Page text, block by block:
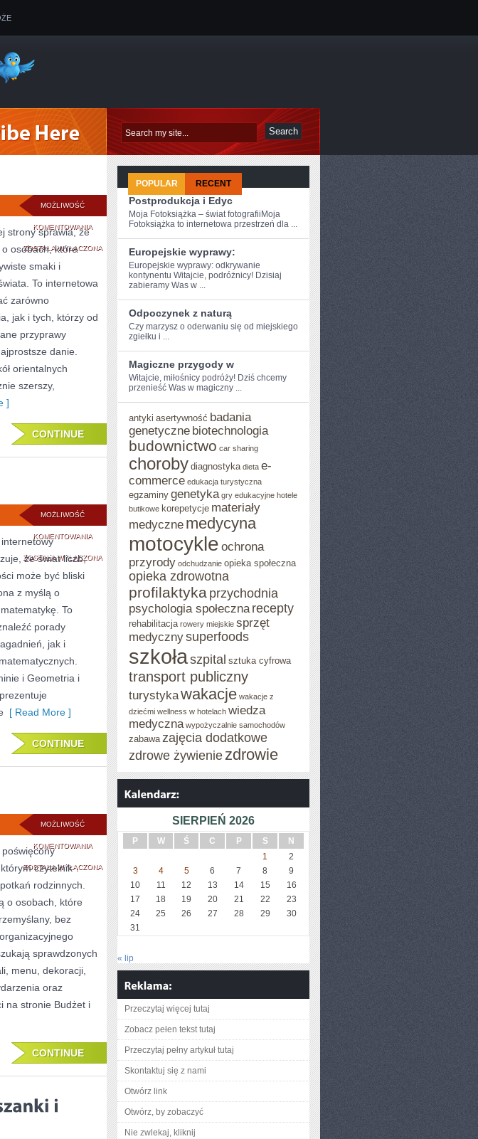
MOŻLIWOŚĆ
KOMENTOWANIAPERFUMY
DAMSKIE
ZOSTAŁA WYŁĄCZONA
strony sprawia, że
osobach, które
smaki i
To internetowa
zarówno
jak i tych, którzy od
przyprawy
danie.
orientalnych
szerszy,
]
CONTINUE
MOŻLIWOŚĆ
KOMENTOWANIAZABAWY
Z
LICZBAMI
ZOSTAŁA WYŁĄCZONA
że świat liczb,
może być bliski
z myślą o
To
porady
jak i
i Geometria i
[ Read More ]
CONTINUE
MOŻLIWOŚĆ
KOMENTOWANIAMENU
I
CATERING
ZOSTAŁA WYŁĄCZONA
czytelnik
rodzinnych.
o osobach, które
bez
sprawdzonych
menu, dekoracji,
oraz
na stronie Budżet i
CONTINUE
POPULAR RECENT
Postprodukcja i Edyc
Moja Fotoksiążka – świat fotografiiMoja
Fotoksiążka to internetowa przestrzeń dla ...
Europejskie wyprawy:
Europejskie wyprawy: ⁣odkrywanie
kontynentu Witajcie, podróżnicy! Dzisiaj
zabieramy Was w ...
Odpoczynek z naturą
Czy marzysz o oderwaniu ​się od miejskiego
zgiełku i ...
Magiczne przygody w
Witajcie, miłośnicy ​podróży! Dziś chcemy⁢
przenieść Was w magiczny ...
antyki asertywność badania
genetyczne biotechnologia
budownictwo car sharing
choroby diagnostyka dieta e-
commerce edukacja turystyczna
egzaminy genetyka gry edukacyjne hotele
butikowe korepetycje materiały
medyczne medycyna
motocykle ochrona
przyrody odchudzanie opieka społeczna
opieka zdrowotna
profilaktyka przychodnia
psychologia społeczna recepty
rehabilitacja rowery miejskie sprzęt
medycznysuperfoods
szkołaszpital sztuka cyfrowa
transport publiczny
turystykawakacje wakacje z
dziećmi wellness w hotelach wiedza
medyczna wypożyczalnie samochodów
zabawa zajęcia dodatkowe
zdrowe żywienie zdrowie
SIERPIEŃ 2026
P W Ś C P S
N
1
2
3
4 5 6 7 8
9
10
11 12 13 14 15
16
17
18 19 20 21 22
23
24
25 26 27 28 29
30
31
« lip
Przeczytaj więcej tutaj
Zobacz pełen tekst tutaj
Przeczytaj pełny artykuł tutaj
Skontaktuj się z nami
Otwórz link
Otwórz, by zobaczyć
Nie zwlekaj, kliknij